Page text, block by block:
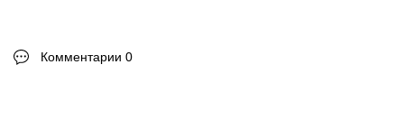
Комментарии 0